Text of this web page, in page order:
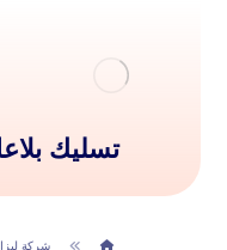
تسليك
شركة ليزا